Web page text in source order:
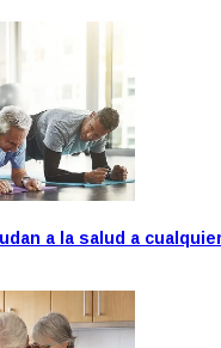
a la salud a